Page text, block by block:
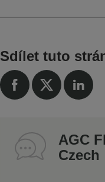
Sdílet tuto
AGC
Czech